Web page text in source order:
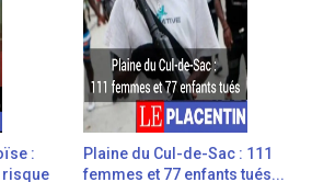
:
risque
Plaine du Cul-de-Sac : 111
femmes et 77 enfants tués...